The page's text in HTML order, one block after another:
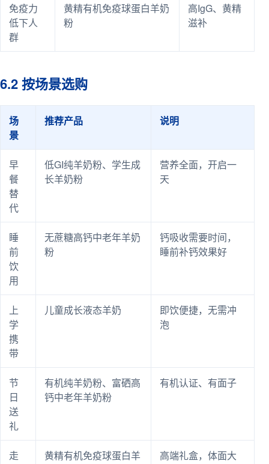
免疫力
低下人
群
黄精有机免疫球蛋白羊奶
粉
高IgG、黄精
滋补
6.2 按场景选购
场
景
推荐产品 说明
早
餐
替
代
低GI纯羊奶粉、学生成
长羊奶粉
营养全面，开启一
天
睡
前
饮
用
无蔗糖高钙中老年羊奶
粉
钙吸收需要时间，
睡前补钙效果好
上
学
携
带
儿童成长液态羊奶
即饮便捷，无需冲
泡
节
日
送
礼
有机纯羊奶粉、富硒高
钙中老年羊奶粉
有机认证、有面子
走
黄精有机免疫球蛋白羊
高端礼盒，体面大